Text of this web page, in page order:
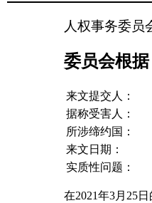
人权事务委员
委员会根
来文提交人：
据称受害人：
所涉缔约国：
来文日期：
实质性问题：
在2021年3月25